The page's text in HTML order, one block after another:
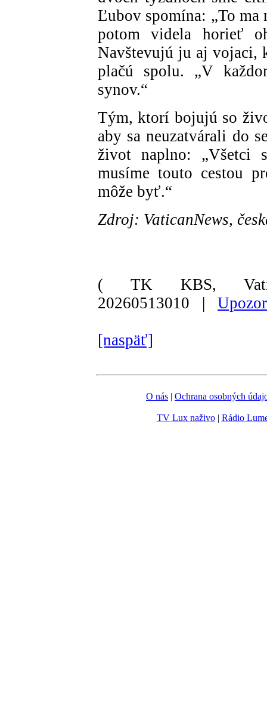
Ľubov spomína: „To
potom videla horieť
Navštevujú ju aj vojaci,
plačú spolu. „V
synov.“
Tým, ktorí bojujú so
aby sa neuzatvárali do
život naplno: „Všetci
musíme touto cestou
môže byť.“
Zdroj: VaticanNews,
( TK KBS,
20260513010 |
[naspäť]
O nás | Ochrana osobných
TV Lux naživo| Rádio